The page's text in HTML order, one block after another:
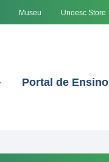
Museu Unoesc Store
Portal de Ensino